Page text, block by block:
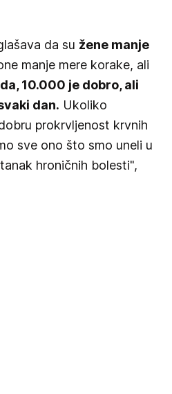
da su žene manje
manje mere korake, ali
10.000 je dobro, ali
dan. Ukoliko
prokrvljenost krvnih
sve ono što smo uneli u
hroničnih bolesti",